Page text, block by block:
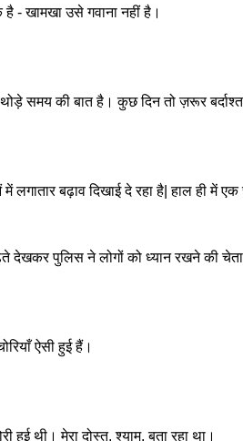
- खामखा उसे गवाना नहीं है।
समय की बात है। कुछ दिन तो ज़रूर बर्दाश्त
लगातार बढ़ाव दिखाई दे रहा है| हाल ही में
देखकर पुलिस ने लोगों को ध्यान रखने की
ऐसी हुई हैं।
थी। मेरा दोस्त, श्याम, बता रहा था।